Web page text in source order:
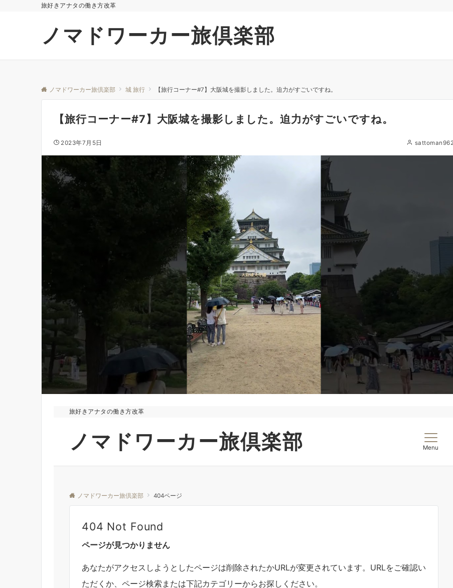
旅好きアナタの働き方改革
ノマドワーカー旅倶楽部
ノマドワーカー旅倶楽部 城 旅行 【旅行コーナー#7】大阪城を撮影しました。迫力がすごいですね。
【旅行コーナー#7】大阪城を撮影しました。迫力がすごいですね。
2023年7月5日